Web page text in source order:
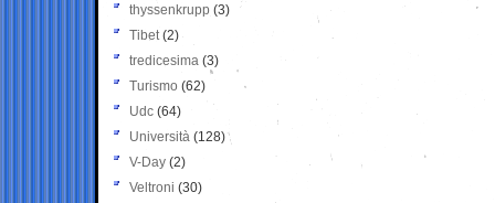
thyssenkrupp (3)
Tibet(2)
tredicesima (3)
Turismo (62)
Udc (64)
Università (128)
V-Day (2)
Veltroni (30)